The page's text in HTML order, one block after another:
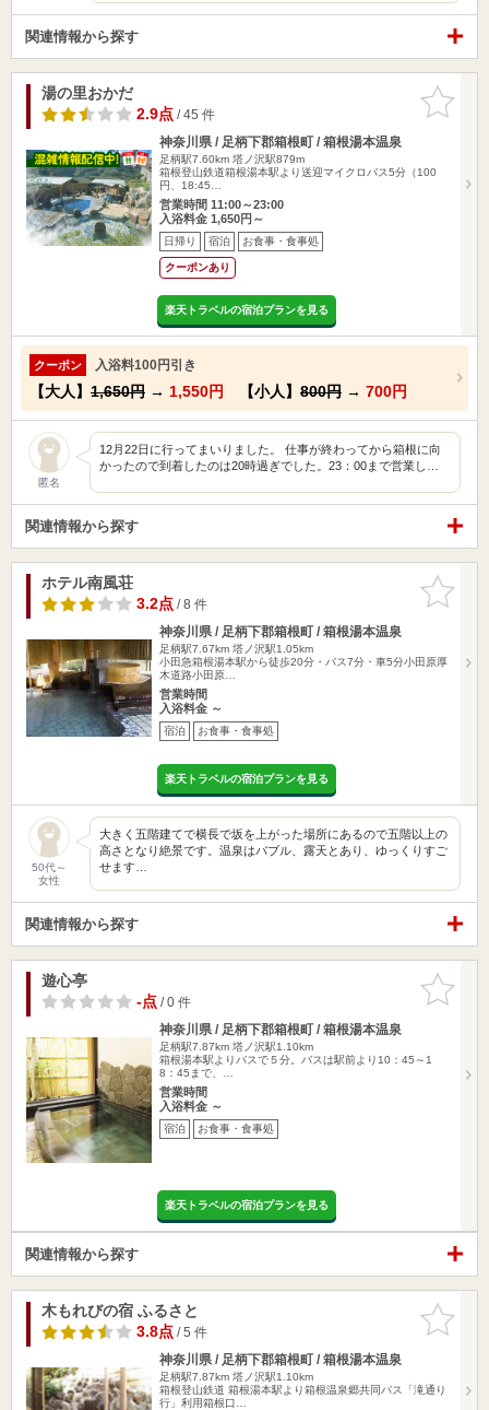
関連情報から探す
お気に入
りに追加
湯の里おかだ
2.9点/ 45 件
神奈川県 / 足柄下郡箱根町 / 箱根湯本温泉
足柄駅7.60km 塔ノ沢駅879m
箱根登山鉄道箱根湯本駅より送迎マイクロバス5分（100
円、18:45…
営業時間 11:00～23:00
入浴料金 1,650円～
日帰り 宿泊 お食事・食事処
クーポンあり
楽天トラベルの宿泊プランを見る
クーポン 入浴料100円引き
【大人】 1,650円 → 1,550円 【小人】 800円 → 700円
匿名
12月22日に行ってまいりました。 仕事が終わってから箱根に向
かったので到着したのは20時過ぎでした。23：00まで営業し…
関連情報から探す
お気に入
りに追加
ホテル南風荘
3.2点/ 8 件
神奈川県 / 足柄下郡箱根町 / 箱根湯本温泉
足柄駅7.67km 塔ノ沢駅1.05km
小田急箱根湯本駅から徒歩20分・バス7分・車5分小田原厚
木道路小田原…
営業時間
入浴料金 ～
宿泊 お食事・食事処
楽天トラベルの宿泊プランを見る
50代～
女性
大きく五階建てで横長で坂を上がった場所にあるので五階以上の
高さとなり絶景です。温泉はバブル、露天とあり、ゆっくりすご
せます…
関連情報から探す
お気に入
りに追加
遊心亭
-点/ 0 件
神奈川県 / 足柄下郡箱根町 / 箱根湯本温泉
足柄駅7.87km 塔ノ沢駅1.10km
箱根湯本駅よりバスで５分。バスは駅前より10：45～1
8：45まで、…
営業時間
入浴料金 ～
宿泊 お食事・食事処
楽天トラベルの宿泊プランを見る
関連情報から探す
お気に入
りに追加
木もれびの宿 ふるさと
3.8点/ 5 件
神奈川県 / 足柄下郡箱根町 / 箱根湯本温泉
足柄駅7.87km 塔ノ沢駅1.10km
箱根登山鉄道 箱根湯本駅より箱根温泉郷共同バス「滝通り
行」利用箱根口…